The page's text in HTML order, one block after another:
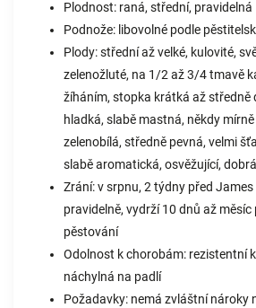
Plodnost: raná, střední, pravidelná
Podnože: libovolné podle
Plody: střední až velké, kulovité,
zelenožluté, na 1/2 až 3/4 tmavě
žíháním, stopka krátká až středně
hladká, slabě mastná, někdy
zelenobílá, středně pevná, velmi
slabě aromatická, osvěžující, dobrá
Zrání: v srpnu, 2 týdny před
pravidelně, vydrží 10 dnů až
pěstování
Odolnost k chorobám: rezistentní
náchylná na padlí
Požadavky: nemá zvláštní nároky